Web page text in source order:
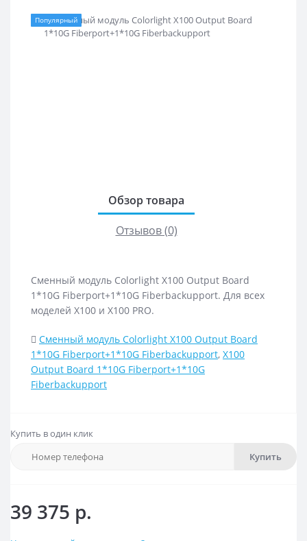
Популярный
Обзор товара
Отзывов (0)
Сменный модуль Colorlight X100 Output Board
1*10G Fiberport+1*10G Fiberbackupport. Для всех
моделей X100 и X100 PRO.
Сменный модуль Colorlight X100 Output Board
1*10G Fiberport+1*10G Fiberbackupport, X100
Output Board 1*10G Fiberport+1*10G
Fiberbackupport
Купить в один клик
Купить
39 375 р.